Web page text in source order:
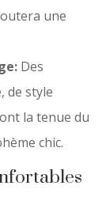
une
Des
de style
la tenue du
chic.